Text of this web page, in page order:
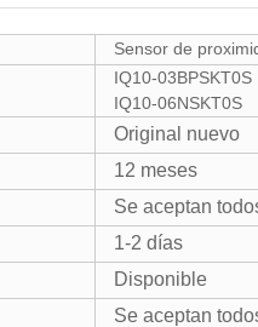
Sensor de
IQ10-
IQ10-06NSKT0S
Original nuevo
12 meses
Se aceptan
1-2 días
Disponible
Se aceptan